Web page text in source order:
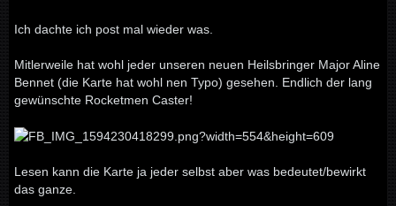
Ich dachte ich post mal wieder was.
Mitlerweile hat wohl jeder unseren neuen Heilsbringer Major Aline
Bennet (die Karte hat wohl nen Typo) gesehen. Endlich der lang
gewünschte Rocketmen Caster!
Lesen kann die Karte ja jeder selbst aber was bedeutet/bewirkt
das ganze.